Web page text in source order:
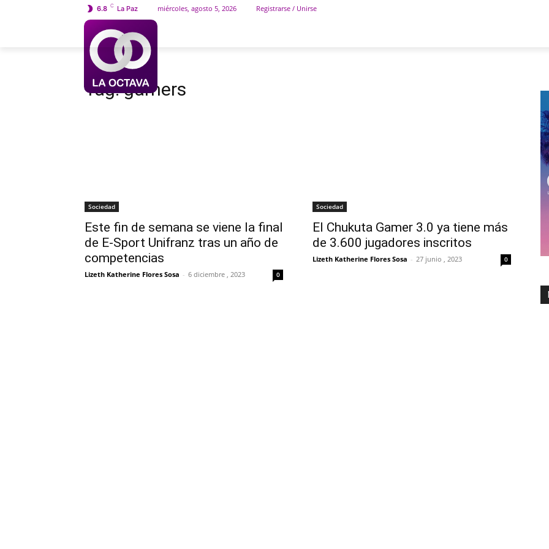
6.8 C La Paz miércoles, agosto 5, 2026 Registrarse / Unirse
Etiquetas Gamers
Tag:gamers
Sociedad
Este fin de semana se viene la final
de E-Sport Unifranz tras un año de
competencias
Lizeth Katherine Flores Sosa - 6 diciembre , 2023 0
Sociedad
El Chukuta Gamer 3.0 ya tiene más
de 3.600 jugadores inscritos
Lizeth Katherine Flores Sosa - 27 junio , 2023 0